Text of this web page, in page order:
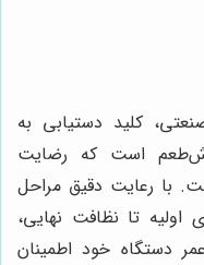
کلید دستیابی به
است که رضایت
با رعایت دقیق مراحل
اولیه تا نظافت نهایی،
دستگاه خود اطمینان